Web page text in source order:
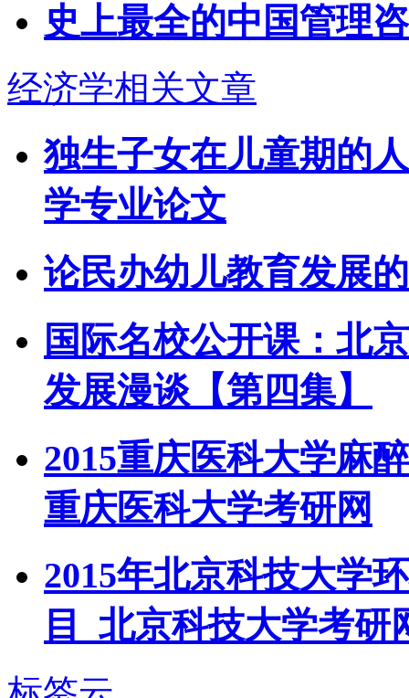
史上最全的中国管理
经济学相关文章
独生子女在儿童期的
学专业论文
论民办幼儿教育发展
国际名校公开课：北
发展漫谈【第四集】
2015重庆医科大学麻
重庆医科大学考研网
2015年北京科技大学
目_北京科技大学考研